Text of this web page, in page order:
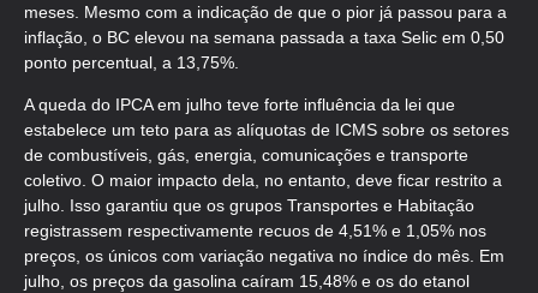
meses. Mesmo com a indicação de que o pior já passou para a
inflação, o BC elevou na semana passada a taxa Selic em 0,50
ponto percentual, a 13,75%.
A queda do IPCA em julho teve forte influência da lei que
estabelece um teto para as alíquotas de ICMS sobre os setores
de combustíveis, gás, energia, comunicações e transporte
coletivo. O maior impacto dela, no entanto, deve ficar restrito a
julho. Isso garantiu que os grupos Transportes e Habitação
registrassem respectivamente recuos de 4,51% e 1,05% nos
preços, os únicos com variação negativa no índice do mês. Em
julho, os preços da gasolina caíram 15,48% e os do etanol